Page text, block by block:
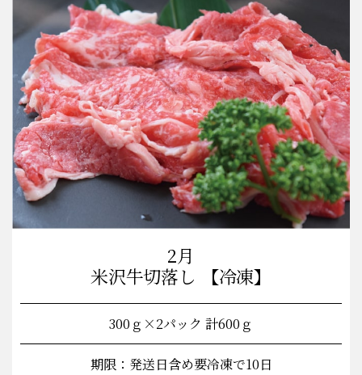
2月
米沢牛切落し 【冷凍】
300ｇ×2パック 計600ｇ
期限：発送日含め要冷凍で10日